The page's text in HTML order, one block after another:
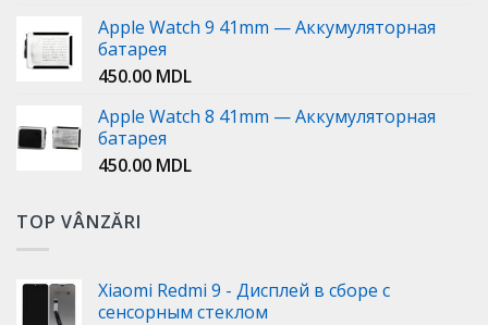
Apple Watch 9 41mm — Аккумуляторная
батарея
450.00 MDL
Apple Watch 8 41mm — Аккумуляторная
батарея
450.00 MDL
TOP VÂNZĂRI
Xiaomi Redmi 9 - Дисплей в сборе с
сенсорным стеклом